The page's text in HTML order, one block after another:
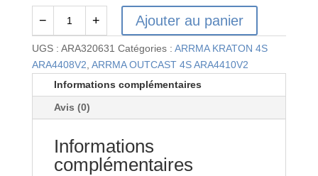
quantité
de
ARA320631
-
d'aile
− + Ajouter au panier
UGS : ARA320631 Catégories : ARRMA KRATON 4S
ARA4408V2 ARRMA OUTCAST 4S ARA4410V2
Informations complémentaires
Avis (0)
Informations
complémentaires